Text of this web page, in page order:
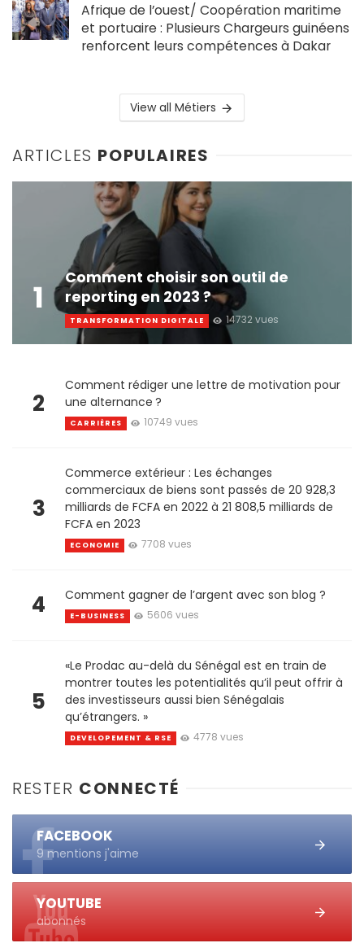
Afrique de l’ouest/ Coopération maritime
et portuaire : Plusieurs Chargeurs guinéens
renforcent leurs compétences à Dakar
View all Métiers
ARTICLES POPULAIRES
1
Comment choisir son outil de
reporting en 2023 ?
TRANSFORMATION DIGITALE 14732 vues
2
Comment rédiger une lettre de motivation pour
une alternance ?
CARRIÈRES 10749 vues
3
Commerce extérieur : Les échanges
commerciaux de biens sont passés de 20 928,3
milliards de FCFA en 2022 à 21 808,5 milliards de
FCFA en 2023
ECONOMIE 7708 vues
4 Comment gagner de l’argent avec son blog ?
E-BUSINESS 5606 vues
5
«Le Prodac au-delà du Sénégal est en train de
montrer toutes les potentialités qu’il peut offrir à
des investisseurs aussi bien Sénégalais
qu’étrangers. »
DEVELOPEMENT & RSE 4778 vues
RESTER CONNECTÉ
FACEBOOK
9 mentions j'aime
YOUTUBE
abonnés